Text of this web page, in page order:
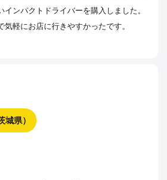
インパクトドライバーを購入しました。
気軽にお店に行きやすかったです。
城県）